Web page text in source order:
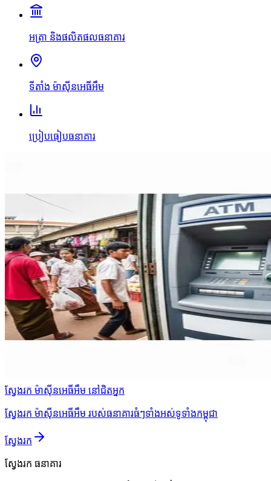
អត្រា និងផលិតផលធនាគារ
ទីតាំង ម៉ាស៊ីនអេធីអឹម
ប្រៀបធៀបធនាគារ
ស្វែងរក ម៉ាស៊ីនអេធីអឹម នៅជិតអ្នក
ស្វែងរក ម៉ាស៊ីនអេធីអឹម របស់ធនាគារធំៗទាំងអស់ទូទាំងកម្ពុជា
ស្វែងរក
ស្វែងរក ធនាគារ